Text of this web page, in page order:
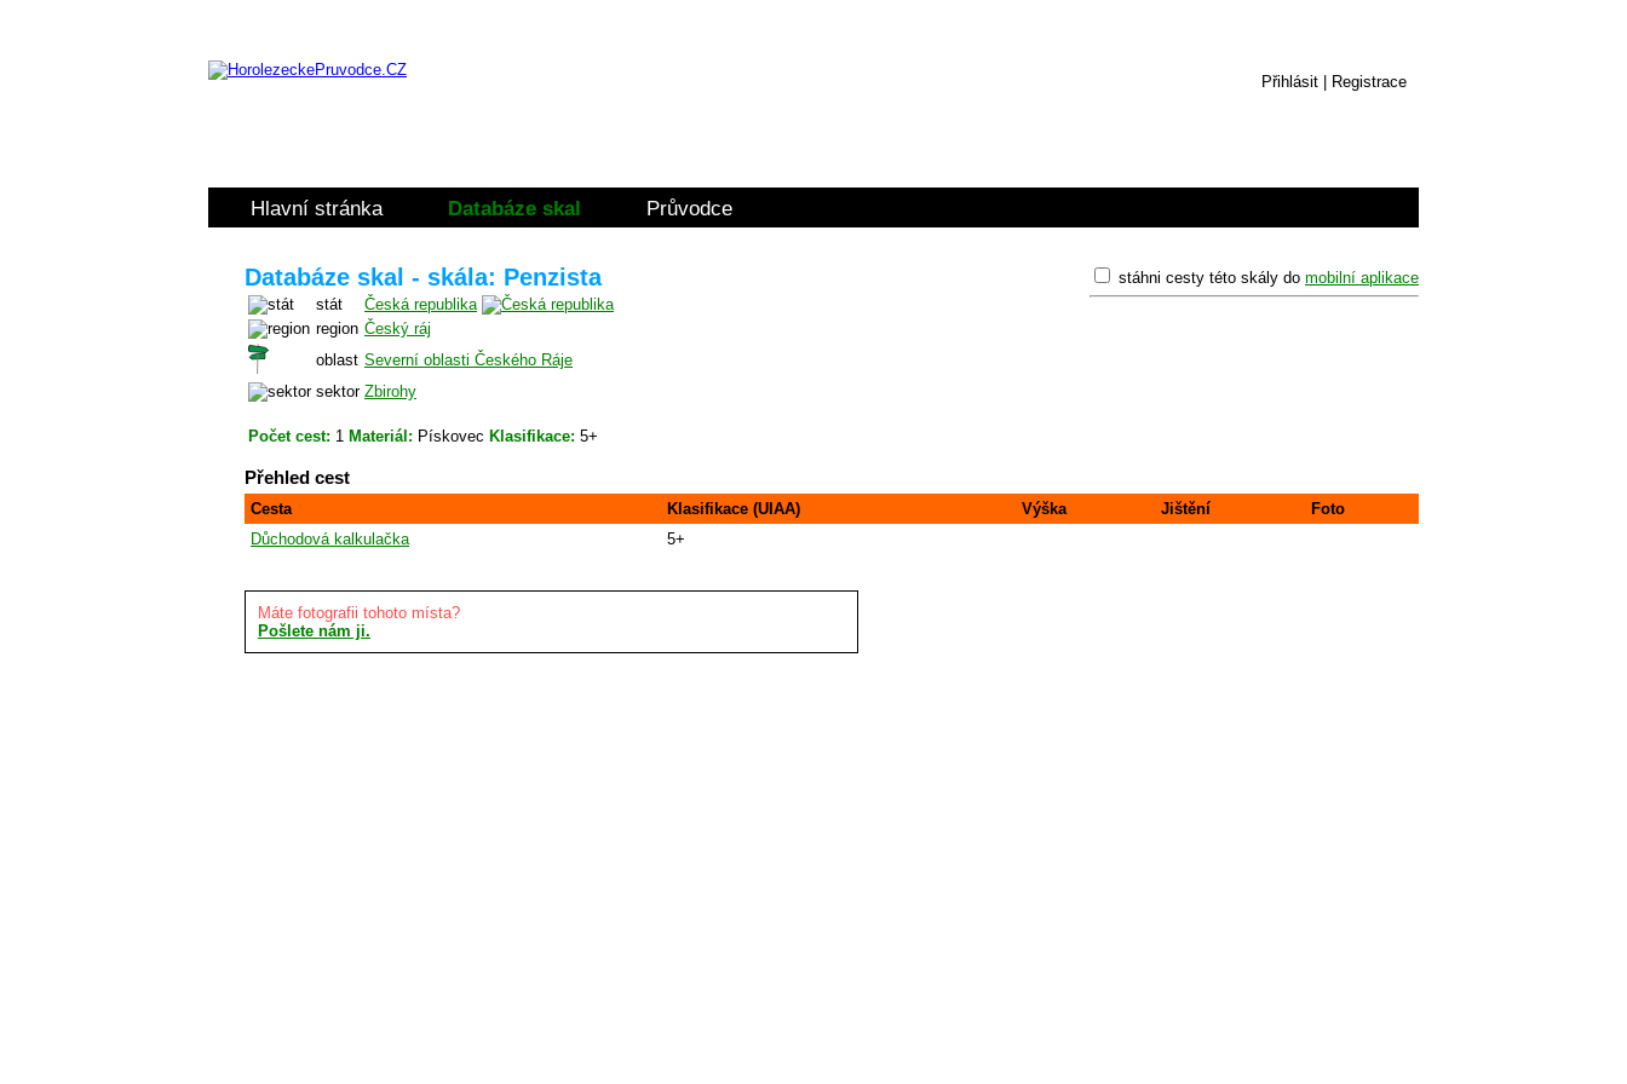
Přihlásit Registrace
Hlavní stránka Databáze skal Průvodce
stáhni cesty této skály do mobilní aplikace
Databáze skal - skála: Penzista
stát
Česká republika
region Český ráj
oblast Severní oblasti Českého Ráje
sektor Zbirohy
Počet cest: 1 Materiál: Pískovec Klasifikace: 5+
Přehled cest
Cesta Klasifikace (UIAA) Výška Jištění
Foto
Důchodová kalkulačka
5+
Máte fotografii tohoto místa?
Pošlete nám ji.